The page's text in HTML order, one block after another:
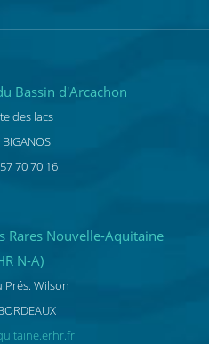
Bassin d'Arcachon
des lacs
70 70 16
Rares Nouvelle-Aquitaine
N-A)
Prés. Wilson